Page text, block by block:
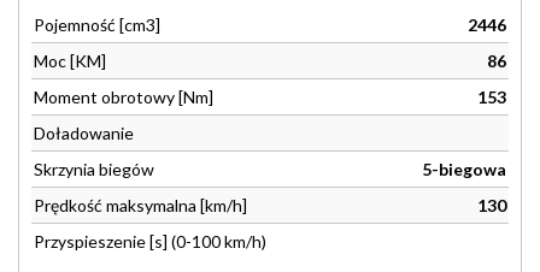
Pojemność [cm3]
2446
Moc [KM]
86
Moment obrotowy [Nm]
153
Doładowanie
Skrzynia biegów
5-biegowa
Prędkość maksymalna [km/h]
130
Przyspieszenie [s] (0-100 km/h)